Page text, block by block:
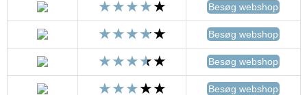
Besøg webshop
Besøg webshop
Besøg webshop
Besøg webshop